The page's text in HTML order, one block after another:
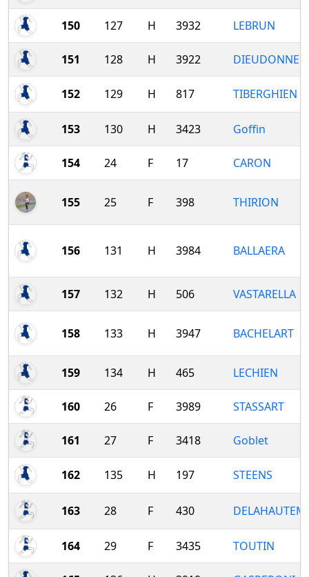
150 127 H 3932 LEBRUN
151 128 H 3922 DIEUDONNE
152 129 H 817 TIBERGHIEN
153 130 H 3423 Goffin
154 24 F 17 CARON
155 25 F 398 THIRION
156 131 H 3984 BALLAERA
157 132 H 506 VASTARELLA
158 133 H 3947 BACHELART
159 134 H 465 LECHIEN
160 26 F 3989 STASSART
161 27 F 3418 Goblet
162 135 H 197 STEENS
163 28 F 430
164 29 F 3435 TOUTIN